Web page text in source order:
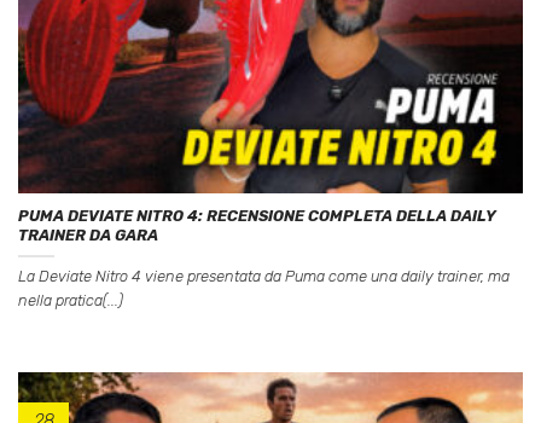
PUMA DEVIATE NITRO 4: RECENSIONE COMPLETA DELLA DAILY
TRAINER DA GARA
La Deviate Nitro 4 viene presentata da Puma come una daily trainer, ma
nella pratica(...)